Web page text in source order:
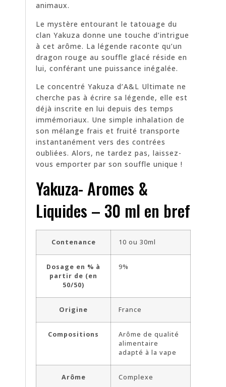
animaux.
Le mystère entourant le tatouage du
clan Yakuza donne une touche d’intrigue
à cet arôme. La légende raconte qu’un
dragon rouge au souffle glacé réside en
lui, conférant une puissance inégalée.
Le concentré Yakuza d’A&L Ultimate ne
cherche pas à écrire sa légende, elle est
déjà inscrite en lui depuis des temps
immémoriaux. Une simple inhalation de
son mélange frais et fruité transporte
instantanément vers des contrées
oubliées. Alors, ne tardez pas, laissez-
vous emporter par son souffle unique !
Yakuza- Aromes &
Liquides – 30 ml en bref
Contenance 10 ou 30ml
Dosage en % à
partir de (en
50/50)
9%
Origine France
Compositions
Arôme de qualité
alimentaire
adapté à la vape
Arôme Complexe